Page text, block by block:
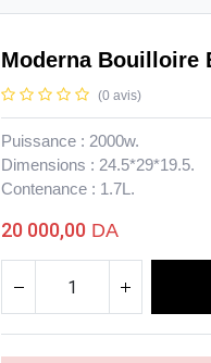
Moderna Bouilloire
(0 avis)
Puissance : 2000w.
Dimensions : 24.5*29*19.5.
Contenance : 1.7L.
20 000,00 DA